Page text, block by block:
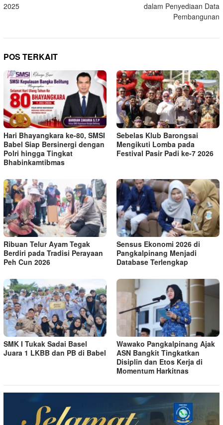
2025
dalam Penyediaan Data
Pembangunan
POS TERKAIT
Hari Bhayangkara ke-80, SMSI
Babel Siap Bersinergi dengan
Polri hingga Tingkat
Bhabinkamtibmas
Sebelas Klub Barongsai
Mengikuti Lomba pada
Festival Pasir Padi ke-7 2026
Ribuan Telur Ayam Tegak
Berdiri pada Tradisi Perayaan
Peh Cun 2026
Sensus Ekonomi 2026 di
Pangkalpinang Menjadi
Database Terlengkap
SMK I Tukak Sadai Basel
Juara 1 LKBB dan PB di Babel
Wawako Pangkalpinang Ajak
ASN Bangkit Tingkatkan
Disiplin dan Etos Kerja di
Momentum Harkitnas